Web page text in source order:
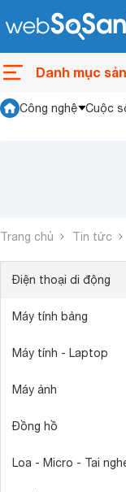
Danh mục
Công nghệ Cuộc
Trang chủ Tin tức
Điện thoại di động
Máy tính bảng
Máy tính - Laptop
Máy ảnh
Đồng hồ
Loa - Micro - Tai